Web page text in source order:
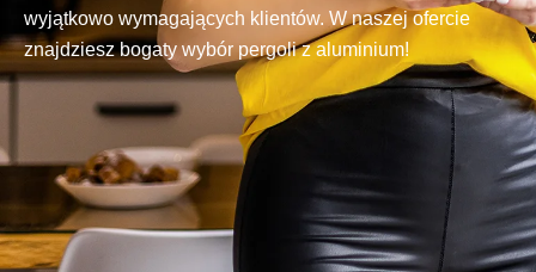
wyjątkowo wymagających klientów. W naszej ofercie
znajdziesz bogaty wybór pergoli z aluminium!